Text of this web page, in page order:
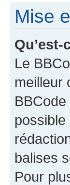
Mise
Le
meilleur
balises
Pour